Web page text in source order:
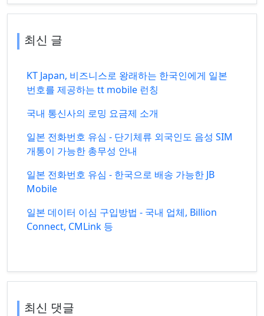
최신 글
KT Japan, 비즈니스로 왕래하는 한국인에게 일본
번호를 제공하는 tt mobile 런칭
국내 통신사의 로밍 요금제 소개
일본 전화번호 유심 - 단기체류 외국인도 음성 SIM
개통이 가능한 총무성 안내
일본 전화번호 유심 - 한국으로 배송 가능한 JB
Mobile
일본 데이터 이심 구입방법 - 국내 업체, Billion
Connect, CMLink 등
최신 댓글